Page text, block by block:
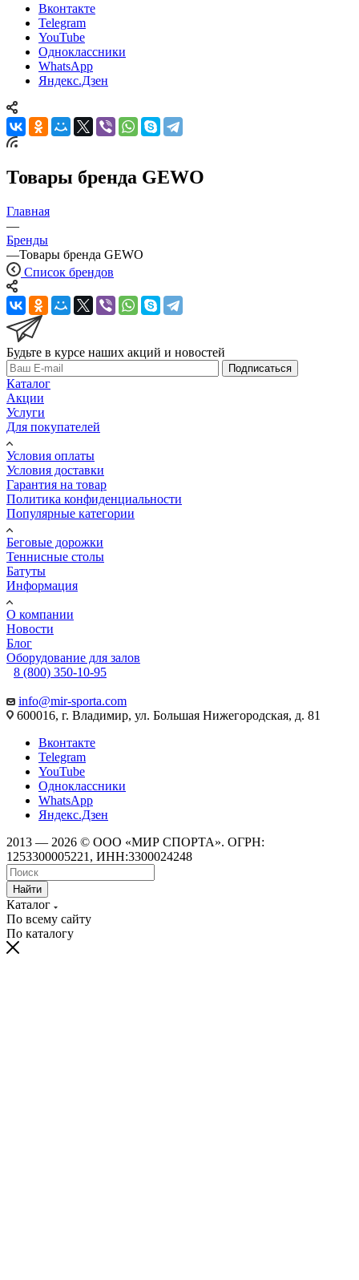
Вконтакте
Telegram
YouTube
Одноклассники
WhatsApp
Яндекс.Дзен
Товары бренда GEWO
Главная
—
Бренды
—Товары бренда GEWO
Список брендов
Будьте в курсе наших акций и новостей
Подписаться
Каталог
Акции
Услуги
Для покупателей
Условия оплаты
Условия доставки
Гарантия на товар
Политика конфиденциальности
Популярные категории
Беговые дорожки
Теннисные столы
Батуты
Информация
О компании
Новости
Блог
Оборудование для залов
8 (800) 350-10-95
info@mir-sporta.com
600016, г. Владимир, ул. Большая Нижегородская, д. 81
Вконтакте
Telegram
YouTube
Одноклассники
WhatsApp
Яндекс.Дзен
2013 — 2026 © ООО «МИР СПОРТА». ОГРН:
1253300005221, ИНН:3300024248
Найти
Каталог
По всему сайту
По каталогу